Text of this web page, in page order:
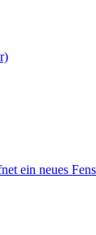
ein neues